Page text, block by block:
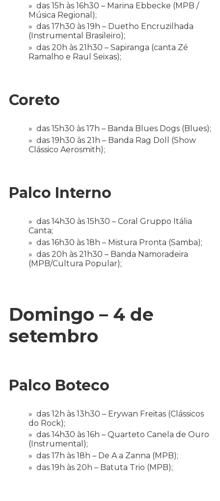
das 15h às 16h30 – Marina Ebbecke (MPB /
Música Regional);
das 17h30 às 19h – Duetho Encruzilhada
(Instrumental Brasileiro);
das 20h às 21h30 – Sapiranga (canta Zé
Ramalho e Raul Seixas);
Coreto
das 15h30 às 17h – Banda Blues Dogs (Blues);
das 19h30 às 21h – Banda Rag Doll (Show
Clássico Aerosmith);
Palco Interno
das 14h30 às 15h30 – Coral Gruppo Itália
Canta;
das 16h30 às 18h – Mistura Pronta (Samba);
das 20h às 21h30 – Banda Namoradeira
(MPB/Cultura Popular);
Domingo – 4 de
setembro
Palco Boteco
das 12h às 13h30 – Erywan Freitas (Clássicos
do Rock);
das 14h30 às 16h – Quarteto Canela de Ouro
(Instrumental);
das 17h às 18h – De A a Zanna (MPB);
das 19h às 20h – Batuta Trio (MPB);